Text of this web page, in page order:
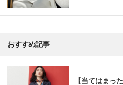
おすすめ記事
【当てはまっ